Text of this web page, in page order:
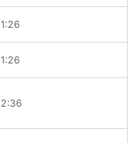
1:26
1:26
2:36